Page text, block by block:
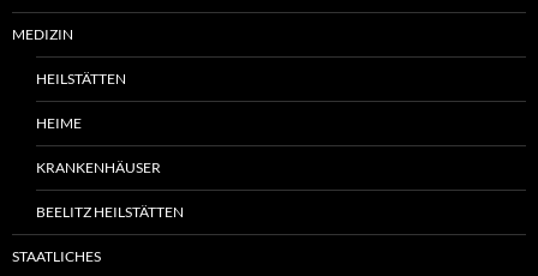
MEDIZIN
HEILSTÄTTEN
HEIME
KRANKENHÄUSER
BEELITZ HEILSTÄTTEN
STAATLICHES